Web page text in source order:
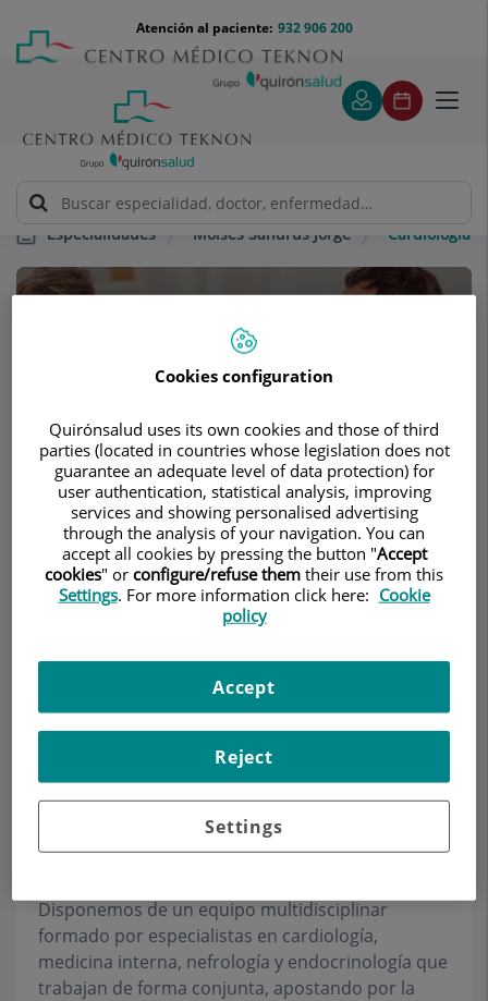
contenido
Menú
teléfono
cabecera
932 906 200
Atención al paciente:
Especialidades Moisés Sandrús Jorge Cardiología
Moisés Sandrús
MEDICINA INTERNANEFROLOGÍA
Descripción EquipoContacto
Pedir cita
Cardiología
Instituto de Cardiología y Medicina Interna
(CMI)ofrece una asistencia médica de calidad y
Disponemos de un equipo multidisciplinar
formado por especialistas en cardiología,
medicina interna, nefrología y endocrinología que
trabajan de forma conjunta, apostando por la
Cookies configuration
Quirónsalud uses its own cookies and those of third
parties (located in countries whose legislation does not
guarantee an adequate level of data protection) for
user authentication, statistical analysis, improving
services and showing personalised advertising
through the analysis of your navigation. You can
accept all cookies by pressing the button "Accept
cookies" or configure/refuse them their use from this
Settings. For more information click here: Cookie
policy
Settings
Reject
Accept